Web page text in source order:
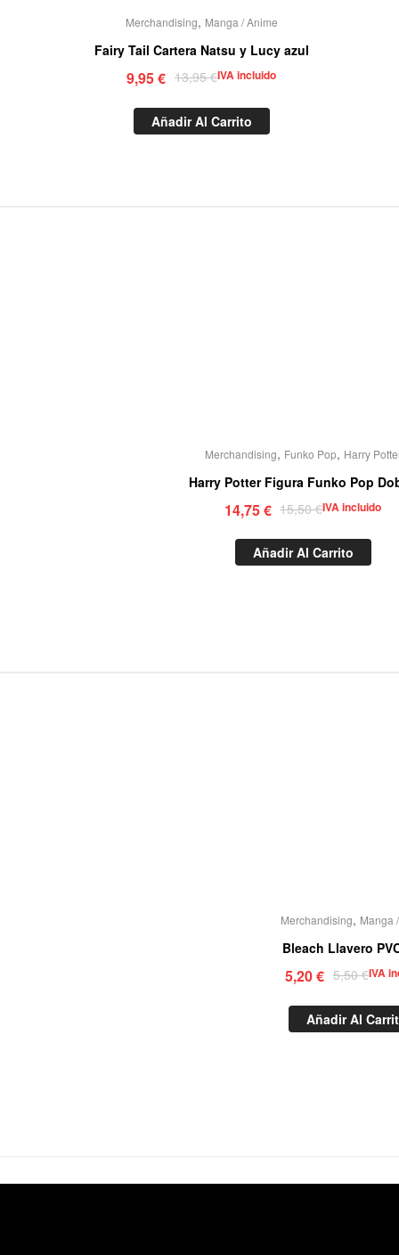
Merchandising, Manga / Anime
Fairy Tail Cartera Natsu y Lucy azul
13,95€
9,95€ IVA incluido
Añadir Al Carrito
Merchandising, Funko Pop, Harry
Harry Potter Figura Funko Pop
15,50€
14,75€ IVA incluido
Añadir Al Carrito
Merchandising, Manga
Bleach Llavero
5,50€
5,20€ IVA
Añadir Al